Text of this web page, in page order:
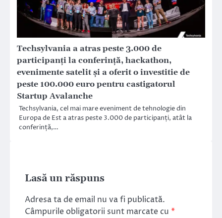
Techsylvania a atras peste 3.000 de
participanți la conferință, hackathon,
evenimente satelit și a oferit o investitie de
peste 100.000 euro pentru castigatorul
Startup Avalanche
Techsylvania, cel mai mare eveniment de tehnologie din
Europa de Est a atras peste 3.000 de participanți, atât la
conferință,…
Lasă un răspuns
Adresa ta de email nu va fi publicată.
Câmpurile obligatorii sunt marcate cu *